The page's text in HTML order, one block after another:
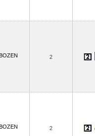
2
2